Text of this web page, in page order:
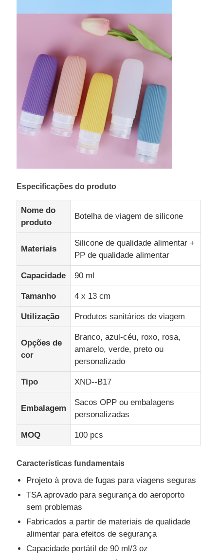
Especificações do produto
Nome do
produto
Botelha de viagem de silicone
Materiais
Silicone de qualidade alimentar +
PP de qualidade alimentar
Capacidade 90 ml
Tamanho 4 x 13 cm
Utilização Produtos sanitários de viagem
Opções de
cor
Branco, azul-céu, roxo, rosa,
amarelo, verde, preto ou
personalizado
Tipo XND--B17
Embalagem
Sacos OPP ou embalagens
personalizadas
MOQ 100 pcs
Características fundamentais
Projeto à prova de fugas para viagens seguras
TSA aprovado para segurança do aeroporto
sem problemas
Fabricados a partir de materiais de qualidade
alimentar para efeitos de segurança
Capacidade portátil de 90 ml/3 oz